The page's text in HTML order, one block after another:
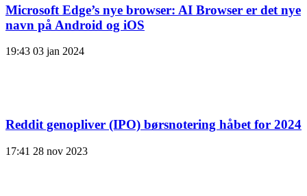
Microsoft Edge’s nye browser: AI Browser er det nye
navn på Android og iOS
19:43 03 jan 2024
Reddit genopliver (IPO) børsnotering håbet for 2024
17:41 28 nov 2023